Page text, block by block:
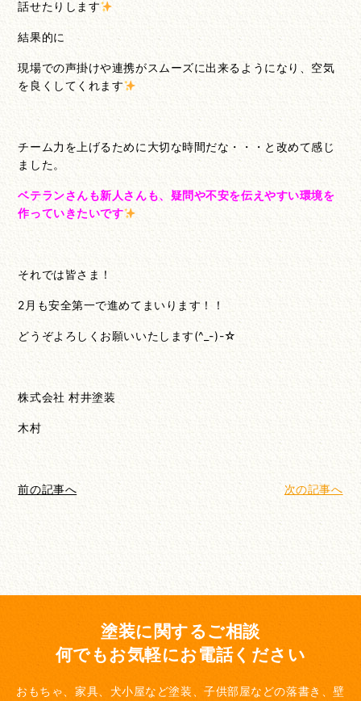
話せたりします
結果的に
現場での声掛けや連携がスムーズに出来るようになり、空気
を良くしてくれます
チーム力を上げるために大切な時間だな・・・と改めて感じ
ました。
ベテランさんも新人さんも、疑問や不安を伝えやすい環境を
作っていきたいです
それでは皆さま！
2月も安全第一で進めてまいります！！
どうぞよろしくお願いいたします(^_-)-☆
株式会社 村井塗装
木村
前の記事へ 次の記事へ
塗装に関するご相談
何でもお気軽にお電話ください
おもちゃ、家具、犬小屋など塗装、子供部屋などの落書き、壁